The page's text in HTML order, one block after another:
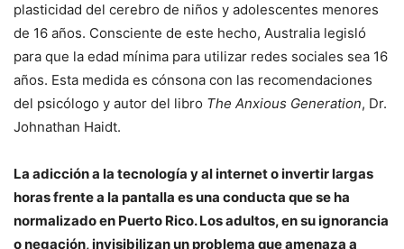
plasticidad del cerebro de niños y adolescentes menores
de 16 años. Consciente de este hecho, Australia legisló
para que la edad mínima para utilizar redes sociales sea 16
años. Esta medida es cónsona con las recomendaciones
del psicólogo y autor del libro The Anxious Generation, Dr.
Johnathan Haidt.
La adicción a la tecnología y al internet o invertir largas
horas frente a la pantalla es una conducta que se ha
normalizado en Puerto Rico. Los adultos, en su ignorancia
o negación, invisibilizan un problema que amenaza a